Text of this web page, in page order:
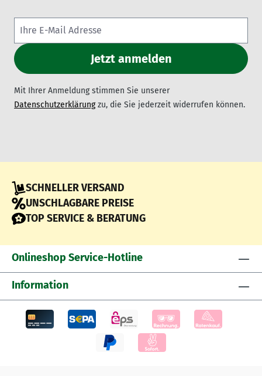
Mit Ihrer Anmeldung stimmen Sie unserer
Datenschutzerklärungzu, die Sie jederzeit widerrufen können.
SCHNELLER VERSAND
UNSCHLAGBARE PREISE
TOP SERVICE & BERATUNG
Onlineshop Service-Hotline
Information